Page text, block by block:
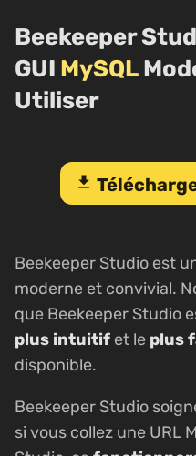
Beekeeper
GUI MySQL
Utiliser
download
Beekeeper Studio est
moderne et convivial.
que Beekeeper Studio
plus intuitif et le plus
disponible.
Beekeeper Studio
si vous collez une URL